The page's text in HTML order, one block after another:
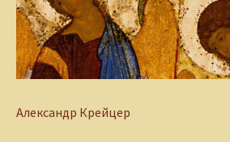
Александр Крейцер